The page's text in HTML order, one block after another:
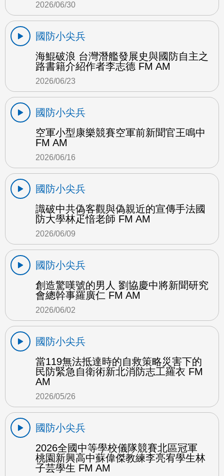
2026/06/30
國防小尖兵
海鯤破浪 台灣潛艦發展史與國防自主之
路書籍介紹作者李志德 FM AM
2026/06/23
國防小尖兵
空軍小型康樂競賽空軍前新聞官王鳴中
FM AM
2026/06/16
國防小尖兵
識破中共偽客觀與偽親近的宣傳手法國
防大學林疋愔老師 FM AM
2026/06/09
國防小尖兵
創造驚嘆號的男人 劉協慶中將新聞研究
會總幹事羅廣仁 FM AM
2026/06/02
國防小尖兵
當119無法抵達時的自救策略災害下的
民防緊急自衛術新北消防志工羅衣 FM
AM
2026/05/26
國防小尖兵
2026全國中等學校儀隊競賽北區冠軍
桃園新興高中蘇偉傑教練李亮宥學生林
子芸學生 FM AM